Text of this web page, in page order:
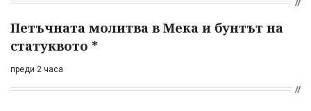
Петъчната молитва в Мека и бунтът на
статуквото *
преди 2 часа